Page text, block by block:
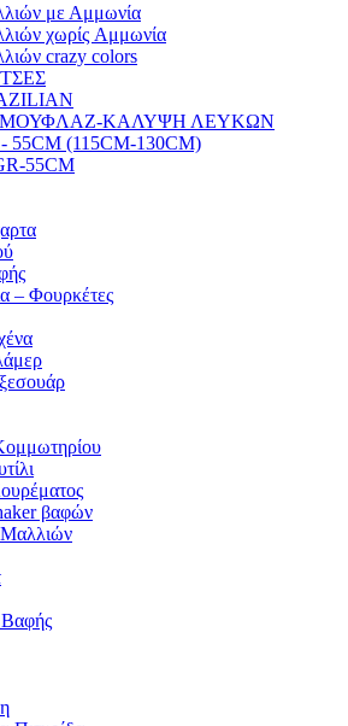
με Αμμωνία
χωρίς Aμμωνία
crazy colors
ΚΑΛΥΨΗ ΛΕΥΚΩΝ
55CM (115CM-130CM)
55CM
– Φουρκέτες
βαφών
Βαφής